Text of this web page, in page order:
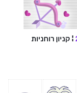
¦ קניון רוחניות